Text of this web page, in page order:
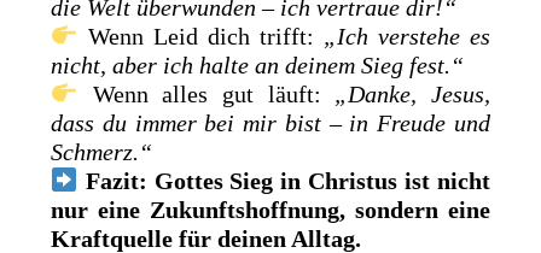
die Welt überwunden – ich vertraue dir!“
Wenn Leid dich trifft: „Ich verstehe es
nicht, aber ich halte an deinem Sieg fest.“
Wenn alles gut läuft: „Danke, Jesus,
dass du immer bei mir bist – in Freude und
Schmerz.“
Fazit: Gottes Sieg in Christus ist nicht
nur eine Zukunftshoffnung, sondern eine
Kraftquelle für deinen Alltag.